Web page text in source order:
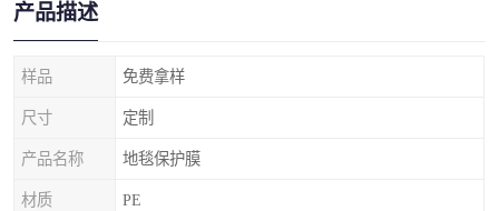
产品描述
样品 免费拿样
尺寸 定制
产品名称 地毯保护膜
材质 PE